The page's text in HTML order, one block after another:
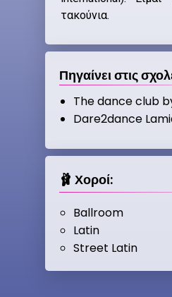
Πηγαίνει στις
The dance club
Dare2dance
🩰 Χοροί:
Ballroom
Latin
Street Latin